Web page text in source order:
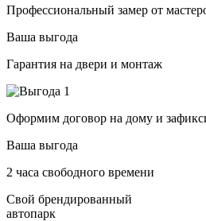
Профессиональный замер от
Ваша выгода
Гарантия на двери и монтаж
Оформим договор на дому и
Ваша выгода
2 часа свободного времени
Свой брендированный
автопарк